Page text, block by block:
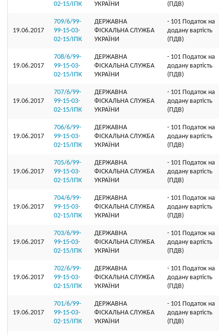
02-15/ІПК
УКРАЇНИ
(ПДВ)
19.06.2017
709/6/99-
99-15-03-
02-15/ІПК
ДЕРЖАВНА
ФІСКАЛЬНА СЛУЖБА
УКРАЇНИ
- 101 Податок на
додану вартість
(ПДВ)
19.06.2017
708/6/99-
99-15-03-
02-15/ІПК
ДЕРЖАВНА
ФІСКАЛЬНА СЛУЖБА
УКРАЇНИ
- 101 Податок на
додану вартість
(ПДВ)
19.06.2017
707/6/99-
99-15-03-
02-15/ІПК
ДЕРЖАВНА
ФІСКАЛЬНА СЛУЖБА
УКРАЇНИ
- 101 Податок на
додану вартість
(ПДВ)
19.06.2017
706/6/99-
99-15-03-
02-15/ІПК
ДЕРЖАВНА
ФІСКАЛЬНА СЛУЖБА
УКРАЇНИ
- 101 Податок на
додану вартість
(ПДВ)
19.06.2017
705/6/99-
99-15-03-
02-15/ІПК
ДЕРЖАВНА
ФІСКАЛЬНА СЛУЖБА
УКРАЇНИ
- 101 Податок на
додану вартість
(ПДВ)
19.06.2017
704/6/99-
99-15-03-
02-15/ІПК
ДЕРЖАВНА
ФІСКАЛЬНА СЛУЖБА
УКРАЇНИ
- 101 Податок на
додану вартість
(ПДВ)
19.06.2017
703/6/99-
99-15-03-
02-15/ІПК
ДЕРЖАВНА
ФІСКАЛЬНА СЛУЖБА
УКРАЇНИ
- 101 Податок на
додану вартість
(ПДВ)
19.06.2017
702/6/99-
99-15-03-
02-15/ІПК
ДЕРЖАВНА
ФІСКАЛЬНА СЛУЖБА
УКРАЇНИ
- 101 Податок на
додану вартість
(ПДВ)
19.06.2017
701/6/99-
99-15-03-
02-15/ІПК
ДЕРЖАВНА
ФІСКАЛЬНА СЛУЖБА
УКРАЇНИ
- 101 Податок на
додану вартість
(ПДВ)